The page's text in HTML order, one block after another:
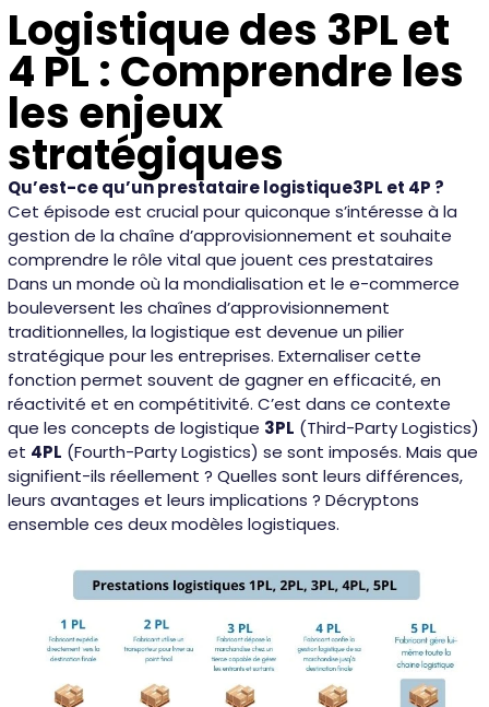
Logistique des 3PL et
4 PL : Comprendre les
les enjeux
stratégiques
Qu’est-ce qu’un prestataire logistique3PL et 4P ?
Cet épisode est crucial pour quiconque s’intéresse à la
gestion de la chaîne d’approvisionnement et souhaite
comprendre le rôle vital que jouent ces prestataires
Dans un monde où la mondialisation et le e-commerce
bouleversent les chaînes d’approvisionnement
traditionnelles, la logistique est devenue un pilier
stratégique pour les entreprises. Externaliser cette
fonction permet souvent de gagner en efficacité, en
réactivité et en compétitivité. C’est dans ce contexte
que les concepts de logistique 3PL (Third-Party Logistics)
et 4PL (Fourth-Party Logistics) se sont imposés. Mais que
signifient-ils réellement ? Quelles sont leurs différences,
leurs avantages et leurs implications ? Décryptons
ensemble ces deux modèles logistiques.